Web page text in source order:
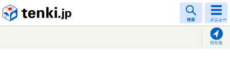
検索 メニュー
現在地